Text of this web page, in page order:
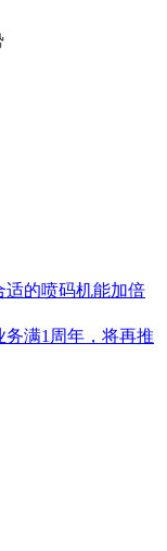
适的喷码机能加倍
满1周年，将再推